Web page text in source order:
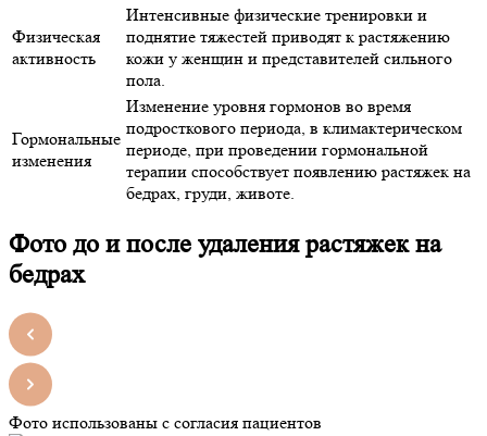
Физическая
активность
Интенсивные физические тренировки и
поднятие тяжестей приводят к растяжению
кожи у женщин и представителей сильного
пола.
Гормональные
изменения
Изменение уровня гормонов во время
подросткового периода, в климактерическом
периоде, при проведении гормональной
терапии способствует появлению растяжек на
бедрах, груди, животе.
Фото до и после удаления растяжек на
бедрах
Фото использованы с согласия пациентов